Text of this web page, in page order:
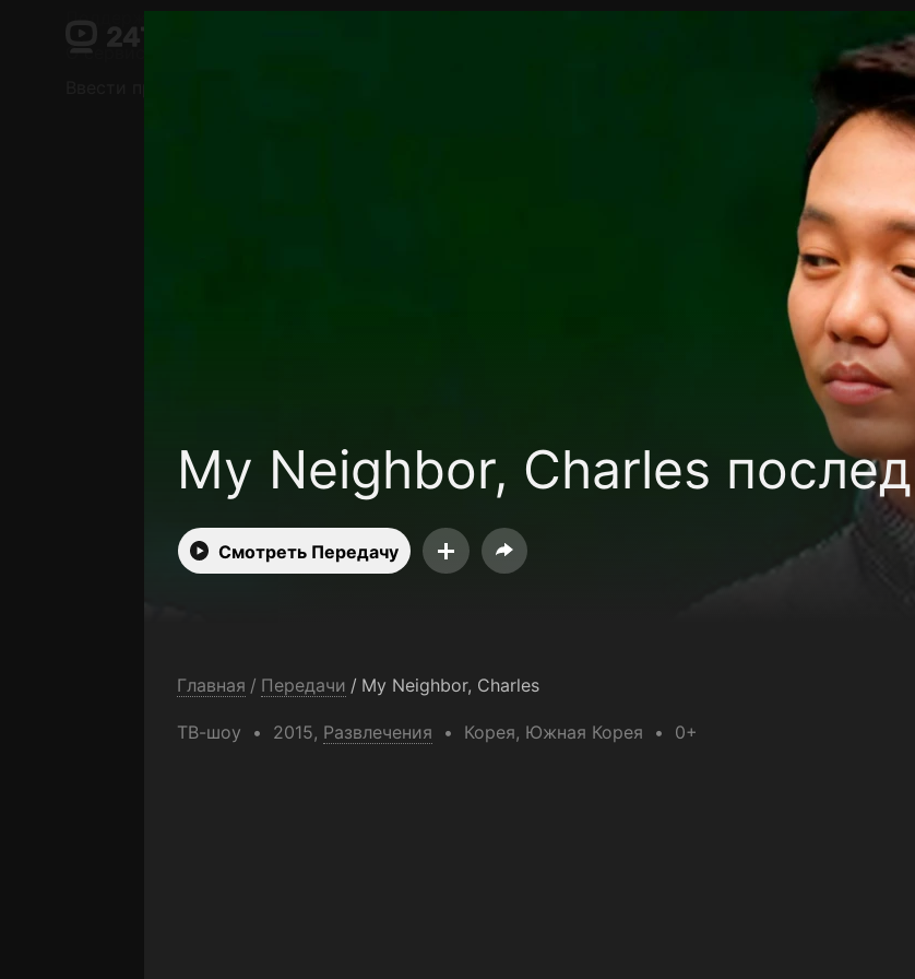
My Neighbor, Charles
Смотреть Передачу
Главная / Передачи / My Neighbor, Charles
ТВ-шоу 2015, Развлечения Корея, Южная Корея 0+
Поддержка:support@24h.tv
Для партнёров